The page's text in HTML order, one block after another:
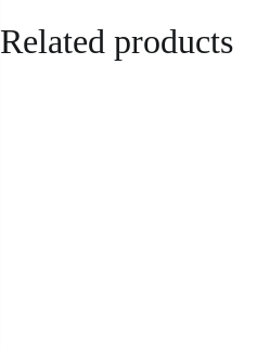
Related products